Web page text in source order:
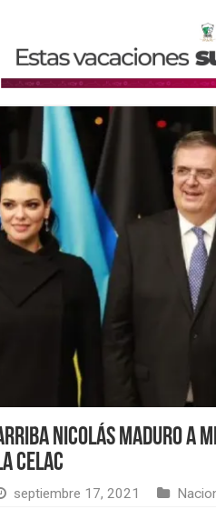
Nicolás Maduro a
Celac
septiembre 17, 2021